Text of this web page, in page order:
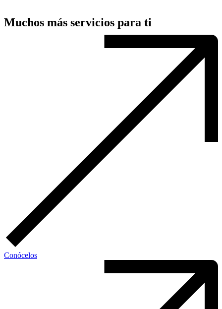
Muchos más servicios para ti
Conócelos